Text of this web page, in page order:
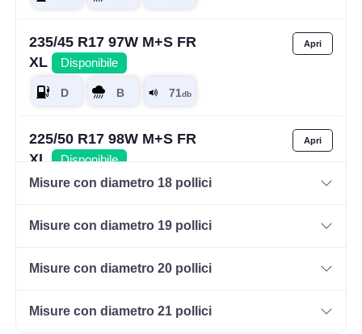
235/45 R17 97W M+S FR
XL
Disponibile
225/50 R17 98W M+S FR
XL
Disponibile
235/65 R17 108V M+S
Misure con diametro 18 pollici
Misure con diametro 19 pollici
Misure con diametro 20 pollici
Misure con diametro 21 pollici